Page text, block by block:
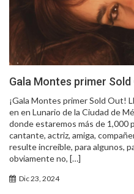
Gala Montes primer Sold
¡Gala Montes primer Sold Out!
en en Lunario de la Ciudad de
donde estaremos más de 1,000
cantante, actriz, amiga,
resulte increíble, para algunos,
obviamente no, […]
Dic 23, 2024